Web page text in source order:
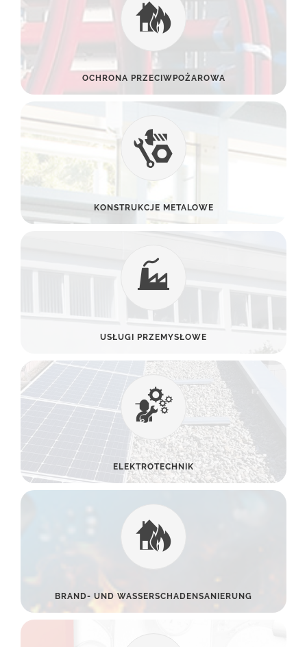
OCHRONA PRZECIWPOŻAROWA
KONSTRUKCJE METALOWE
USŁUGI PRZEMYSŁOWE
ELEKTROTECHNIK
BRAND- UND WASSERSCHADENSANIERUNG